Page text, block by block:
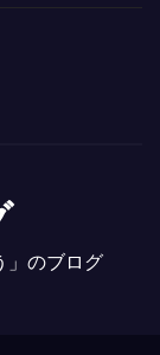
」のブログ